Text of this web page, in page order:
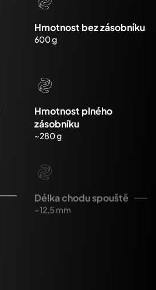
Hmotnost bez zásobníku
600 g
Hmotnost plného
zásobníku
~280 g
Délka chodu spouště
~12,5 mm